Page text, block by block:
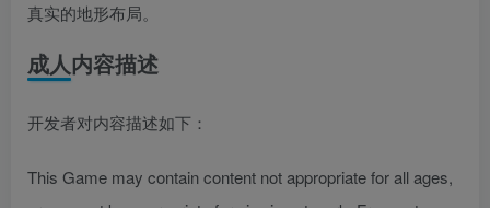
真实的地形布局。
成人内容描述
开发者对内容描述如下：
This Game may contain content not appropriate for all ages,